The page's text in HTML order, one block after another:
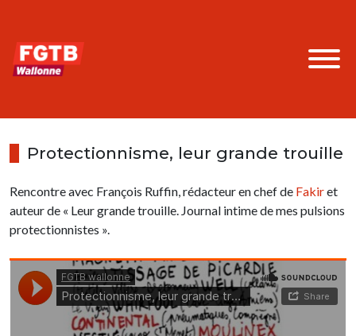
Protectionnisme, leur grande trouille
Rencontre avec François Ruffin, rédacteur en chef de Fakiret
auteur de « Leur grande trouille. Journal intime de mes pulsions
protectionnistes ».